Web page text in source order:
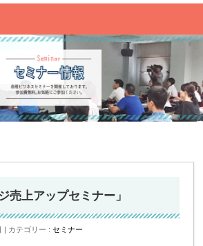
売上アップセミナー」
カテゴリー :セミナー